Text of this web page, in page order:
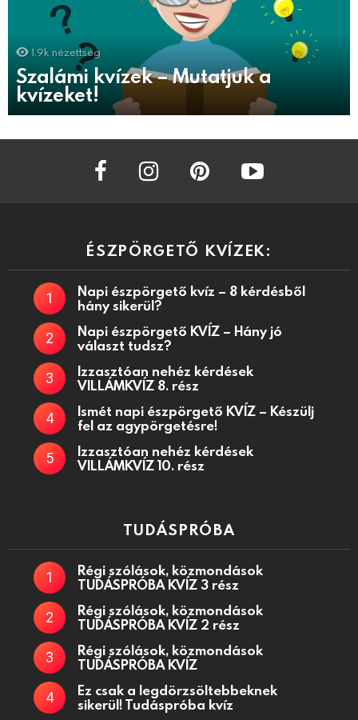
1.9k nézettség
Szalámi kvízek – Mutatjuk a
kvízeket!
facebook instagram
ÉSZPÖRGETŐ KVÍZEK:
Napi észpörgető kvíz – 8 kérdésből
hány sikerül?
Napi észpörgető KVÍZ – Hány jó
választ tudsz?
Izzasztóan nehéz kérdések
VILLÁMKVÍZ 8. rész
Ismét napi észpörgető KVÍZ – Készülj
fel az agypörgetésre!
Izzasztóan nehéz kérdések
VILLÁMKVÍZ 10. rész
TUDÁSPRÓBA
Régi szólások, közmondások
TUDÁSPRÓBA KVÍZ 3 rész
Régi szólások, közmondások
TUDÁSPRÓBA KVÍZ 2 rész
Régi szólások, közmondások
TUDÁSPRÓBA KVÍZ
Ez csak a legdörzsöltebbeknek
sikerül! Tudáspróba kvíz